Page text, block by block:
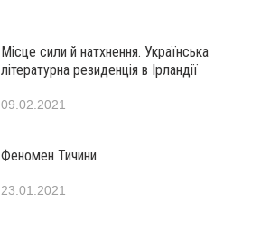
Місце сили й натхнення. Українська
літературна резиденція в Ірландії
09.02.2021
Феномен Тичини
23.01.2021